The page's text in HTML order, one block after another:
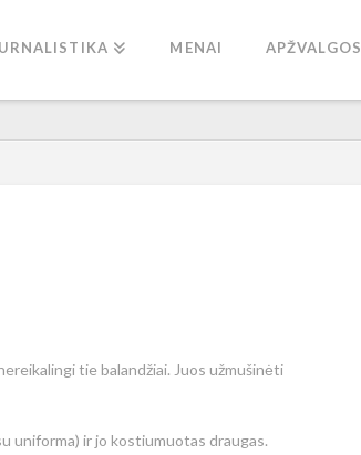
MENAI APŽVALGOS
tie balandžiai. Juos užmušinėti
uniforma) ir jo kostiumuotas draugas.